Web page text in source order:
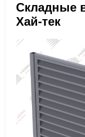
Складные
Хай-тек